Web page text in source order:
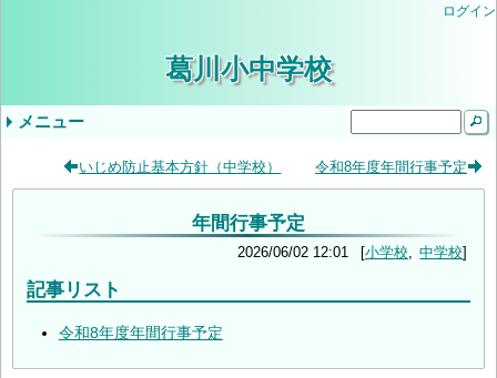
ログイン
葛川小中学校
メニュー
学校生活
いじめ防止基本方針（中学校）
年間行事予定
令和8年度年間行事予定
気象警報発表時/災害発生時の臨時休業等の判
9月5日（金）の授業について
学校評価
令和6年度学校評価
令和7年度学校評価
当サイトについて
入学を希望されるみなさま
学校公開の実施について（ご案内）
教育しが
第２回学校公開日（R9入学希望者向）
交通安全教室
逃走歩中
プール学習
すくすく算数
志賀お話の会
小学３・４年やまのこ学習・中学1年ふるさと
すくすく算数
創立記念授業
紅葉祭
小学校 (30)
中学校 (98)
葛川小中日記 (94)
年間計画 (2)
いじめ防止基本方針 (1)
地域 (7)
PTA (3)
お知らせ (7)
入学式 (3)
給食 (2)
(none) (157)
いじめ防止基本方針（中学校） 令和8年度年間行事予定
年間行事予定
2026/06/02 12:01 小学校 中学校
記事リスト
令和8年度年間行事予定